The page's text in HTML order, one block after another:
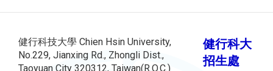
健行科技大學 Chien Hsin University,
No.229, Jianxing Rd., Zhongli Dist.,
Taoyuan City 320312, Taiwan(R.O.C.)
健行科大
招生處